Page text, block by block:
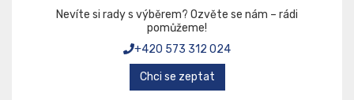
Nevíte si rady s výběrem? Ozvěte se nám – rádi
pomůžeme!
+420 573 312 024
Chci se zeptat